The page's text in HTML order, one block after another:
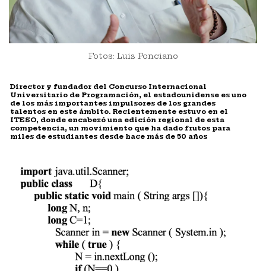
Fotos: Luis Ponciano
Director y fundador del Concurso Internacional
Universitario de Programación, el estadounidense es uno
de los más importantes impulsores de los grandes
talentos en este ámbito. Recientemente estuvo en el
ITESO, donde encabezó una edición regional de esta
competencia, un movimiento que ha dado frutos para
miles de estudiantes desde hace más de 50 años